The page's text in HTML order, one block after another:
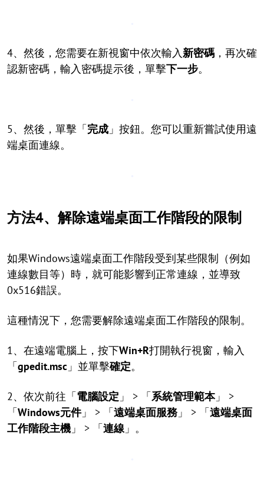
4、然後，您需要在新視窗中依次輸入新密碼 ，再次確
認新密碼，輸入密碼提示後，單擊下一步。
5、然後，單擊「完成 」按鈕。您可以重新嘗試使用遠
端桌面連線。
方法4、解除遠端桌面工作階段的限制
如果Windows遠端桌面工作階段受到某些限制（例如
連線數目等）時，就可能影響到正常連線，並導致
0x516錯誤。
這種情況下，您需要解除遠端桌面工作階段的限制。
1、在遠端電腦上，按下Win+R打開執行視窗，輸入
「gpedit.msc 」並單擊確定。
2、依次前往「電腦設定 」 > 「系統管理範本」 >
「Windows元件」 > 「遠端桌面服務」 > 「遠端桌面
工作階段主機 」 > 「連線」。